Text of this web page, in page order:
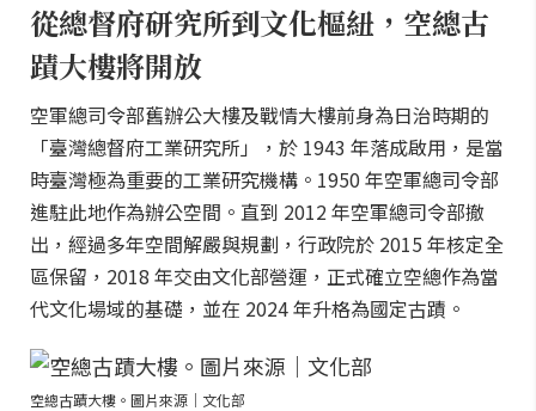
從總督府研究所到文化樞紐，空總古
蹟大樓將開放
空軍總司令部舊辦公大樓及戰情大樓前身為日治時期的
「臺灣總督府工業研究所」，於 1943 年落成啟用，是當
時臺灣極為重要的工業研究機構。1950 年空軍總司令部
進駐此地作為辦公空間。直到 2012 年空軍總司令部撤
出，經過多年空間解嚴與規劃，行政院於 2015 年核定全
區保留，2018 年交由文化部營運，正式確立空總作為當
代文化場域的基礎，並在 2024 年升格為國定古蹟。
空總古蹟大樓。圖片來源｜文化部